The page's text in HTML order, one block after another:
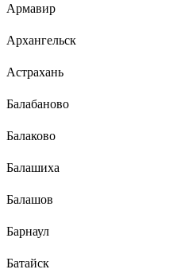
Армавир
Архангельск
Астрахань
Балабаново
Балаково
Балашиха
Балашов
Барнаул
Батайск